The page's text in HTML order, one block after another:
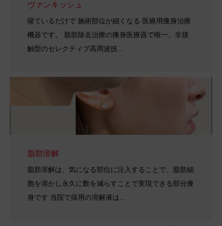
ヴァンキッシュ
寝ているだけで 施術部位が細くなる 医療用痩身治療
機器です。 脂肪除去治療の痩身医療器で唯一、非接
触型のセレクティブ高周波技…
脂肪溶解
脂肪溶解は、気になる部位に注入することで、脂肪細
胞を溶かし永久に数を減らすことで実現できる部分痩
身です 当院で採用の溶解液は…